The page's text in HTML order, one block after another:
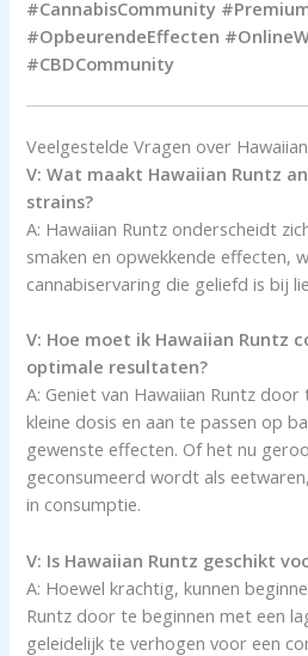
#CannabisCommunity
#OpbeurendeEffecten
#CBDCommunity
Veelgestelde Vragen over
V: Wat maakt Hawaiian Runtz
strains?
A: Hawaiian Runtz onderscheidt
smaken en opwekkende effecten,
cannabiservaring die geliefd is bij
V: Hoe moet ik Hawaiian Runtz
optimale resultaten?
A: Geniet van Hawaiian Runtz
kleine dosis en aan te passen op
gewenste effecten. Of het nu
geconsumeerd wordt als
in consumptie.
V: Is Hawaiian Runtz geschikt
A: Hoewel krachtig, kunnen
Runtz door te beginnen met een
geleidelijk te verhogen voor een